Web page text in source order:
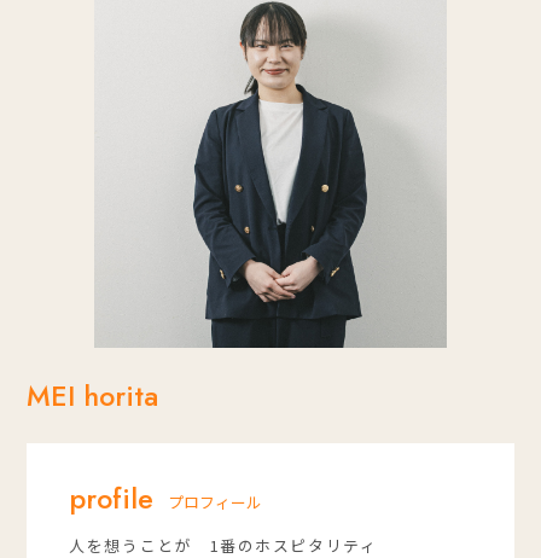
MEI horita
profile
プロフィール
人を想うことが 1番のホスピタリティ